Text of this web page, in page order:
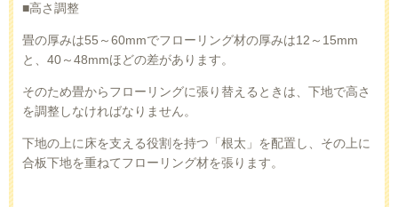
■高さ調整
畳の厚みは55 ～60mmでフローリング材の厚みは12 ～ 15mm
と、 40～48mmほどの差があります。
そのため畳からフローリングに張り替えるときは、下地で高さ
を調整しなければなりません。
下地の上に床を支える役割を持つ「根太」を配置し、その上に
合板下地を重ねてフローリング材を張ります。